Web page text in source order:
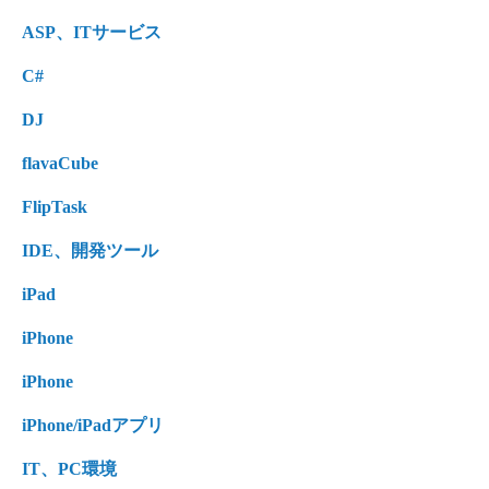
ASP、ITサービス
C#
DJ
flavaCube
FlipTask
IDE、開発ツール
iPad
iPhone
iPhone
iPhone/iPadアプリ
IT、PC環境